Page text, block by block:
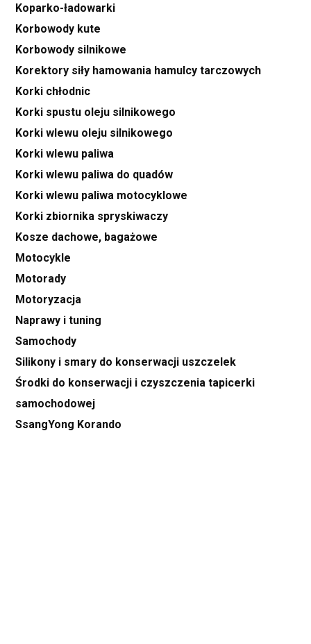
Koparko-ładowarki
Korbowody kute
Korbowody silnikowe
Korektory siły hamowania hamulcy tarczowych
Korki chłodnic
Korki spustu oleju silnikowego
Korki wlewu oleju silnikowego
Korki wlewu paliwa
Korki wlewu paliwa do quadów
Korki wlewu paliwa motocyklowe
Korki zbiornika spryskiwaczy
Kosze dachowe, bagażowe
Motocykle
Motorady
Motoryzacja
Naprawy i tuning
Samochody
Silikony i smary do konserwacji uszczelek
Środki do konserwacji i czyszczenia tapicerki
samochodowej
SsangYong Korando